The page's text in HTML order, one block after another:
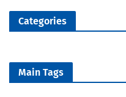
Categories
Main Tags